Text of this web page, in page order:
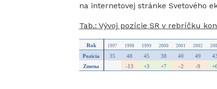
na internetovej stránke Svetového
Tab.: Vývoj pozície SR v rebríčku
Rok 1997 1998 1999 2000 2001 2002
Pozícia 35 48 45 38 40 49 43
Zmena
-13 +3 +7 –2 -9